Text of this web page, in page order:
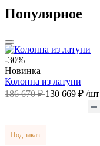
Популярное
-30%
Новинка
Колонна из латуни
186 670 ₽130 669 ₽ /шт
Под заказ